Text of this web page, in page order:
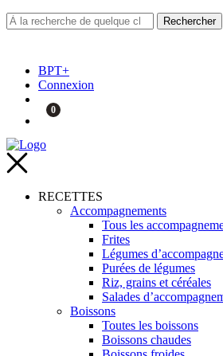
BPT+
Connexion
0
RECETTES
Accompagnements
Tous les
Frites
Légumes
Purées de légumes
Riz, grains et céréales
Salades
Boissons
Toutes les boissons
Boissons chaudes